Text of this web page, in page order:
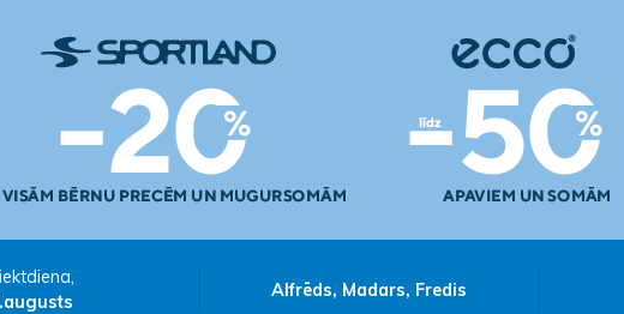
Alfrēds, Madars, Fredis